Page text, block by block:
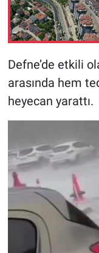
Defne’de etkili
arasında hem
heyecan yarattı.